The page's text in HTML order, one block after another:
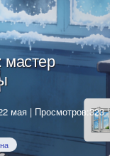
мастер
мая | Просмотров:323 |